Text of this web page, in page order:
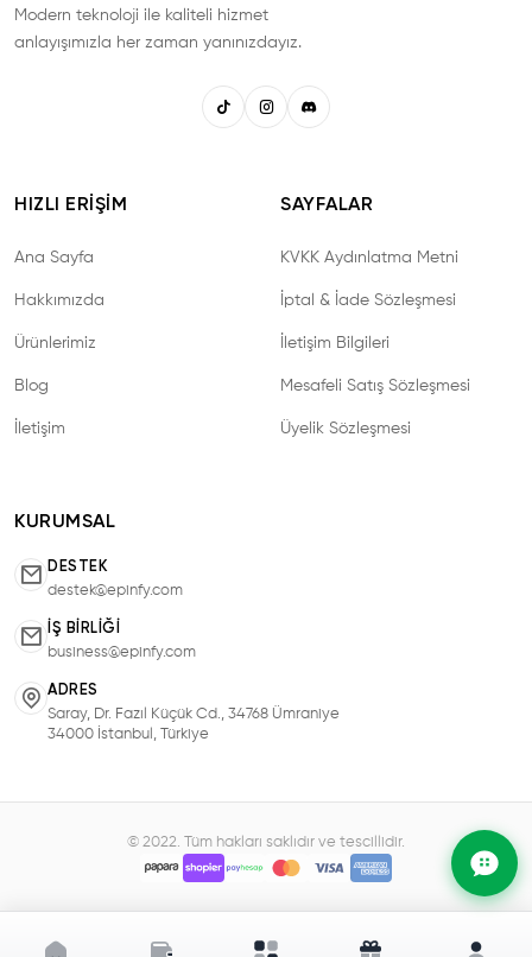
Modern teknoloji ile kaliteli hizmet
anlayışımızla her zaman yanınızdayız.
HIZLI ERIŞIM
Ana Sayfa
Hakkımızda
Ürünlerimiz
Blog
İletişim
SAYFALAR
KVKK Aydınlatma Metni
İptal & İade Sözleşmesi
İletişim Bilgileri
Mesafeli Satış Sözleşmesi
Üyelik Sözleşmesi
KURUMSAL
DESTEK
destek@epinfy.com
İŞ BIRLIĞI
business@epinfy.com
ADRES
Saray, Dr. Fazıl Küçük Cd., 34768 Ümraniye
34000 İstanbul, Türkiye
© 2022. Tüm hakları saklıdır ve tescillidir.